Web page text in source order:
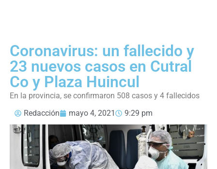
Coronavirus: un fallecido y
23 nuevos casos en Cutral
Co y Plaza Huincul
En la provincia, se confirmaron 508 casos y 4 fallecidos
Redacción
mayo 4, 2021 9:29 pm